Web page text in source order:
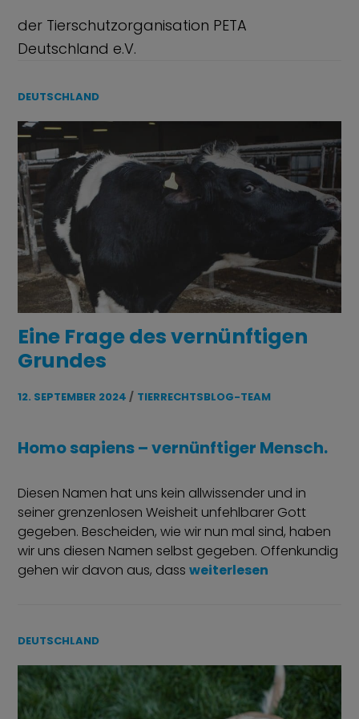
der Tierschutzorganisation PETA
Deutschland e.V.
DEUTSCHLAND
Eine Frage des vernünftigen
Grundes
12. SEPTEMBER 2024 TIERRECHTSBLOG-TEAM
Homo sapiens – vernünftiger Mensch.
Diesen Namen hat uns kein allwissender und in
seiner grenzenlosen Weisheit unfehlbarer Gott
gegeben. Bescheiden, wie wir nun mal sind, haben
wir uns diesen Namen selbst gegeben. Offenkundig
gehen wir davon aus, dass„Eine Frage des
weiterlesen
DEUTSCHLAND